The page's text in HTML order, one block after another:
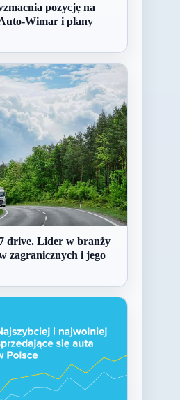
pozycję na
Wimar i plany
drive. Lider w branży
zagranicznych i jego